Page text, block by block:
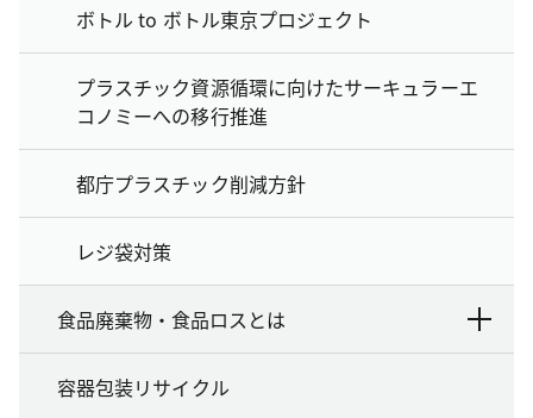
ボトル to ボトル東京プロジェクト
プラスチック資源循環に向けたサーキュラーエ
コノミーへの移行推進
都庁プラスチック削減方針
レジ袋対策
食品廃棄物・食品ロスとは
容器包装リサイクル